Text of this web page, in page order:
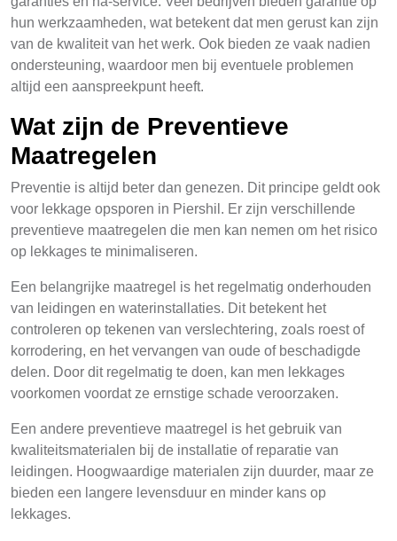
hun werkzaamheden, wat betekent dat men gerust kan zijn
van de kwaliteit van het werk. Ook bieden ze vaak nadien
ondersteuning, waardoor men bij eventuele problemen
altijd een aanspreekpunt heeft.
Wat zijn de Preventieve
Maatregelen
Preventie is altijd beter dan genezen. Dit principe geldt ook
voor lekkage opsporen in Piershil. Er zijn verschillende
preventieve maatregelen die men kan nemen om het risico
op lekkages te minimaliseren.
Een belangrijke maatregel is het regelmatig onderhouden
van leidingen en waterinstallaties. Dit betekent het
controleren op tekenen van verslechtering, zoals roest of
korrodering, en het vervangen van oude of beschadigde
delen. Door dit regelmatig te doen, kan men lekkages
voorkomen voordat ze ernstige schade veroorzaken.
Een andere preventieve maatregel is het gebruik van
kwaliteitsmaterialen bij de installatie of reparatie van
leidingen. Hoogwaardige materialen zijn duurder, maar ze
bieden een langere levensduur en minder kans op
lekkages.